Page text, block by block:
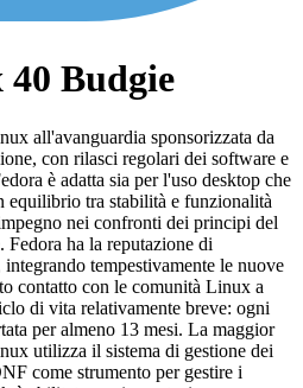
Budgie
all'avanguardia sponsorizzata da
con rilasci regolari dei software e
è adatta sia per l'uso desktop che
equilibrio tra stabilità e funzionalità
nei confronti dei principi del
Fedora ha la reputazione di
tempestivamente le nuove
contatto con le comunità Linux a
di vita relativamente breve: ogni
per almeno 13 mesi. La maggior
utilizza il sistema di gestione dei
come strumento per gestire i